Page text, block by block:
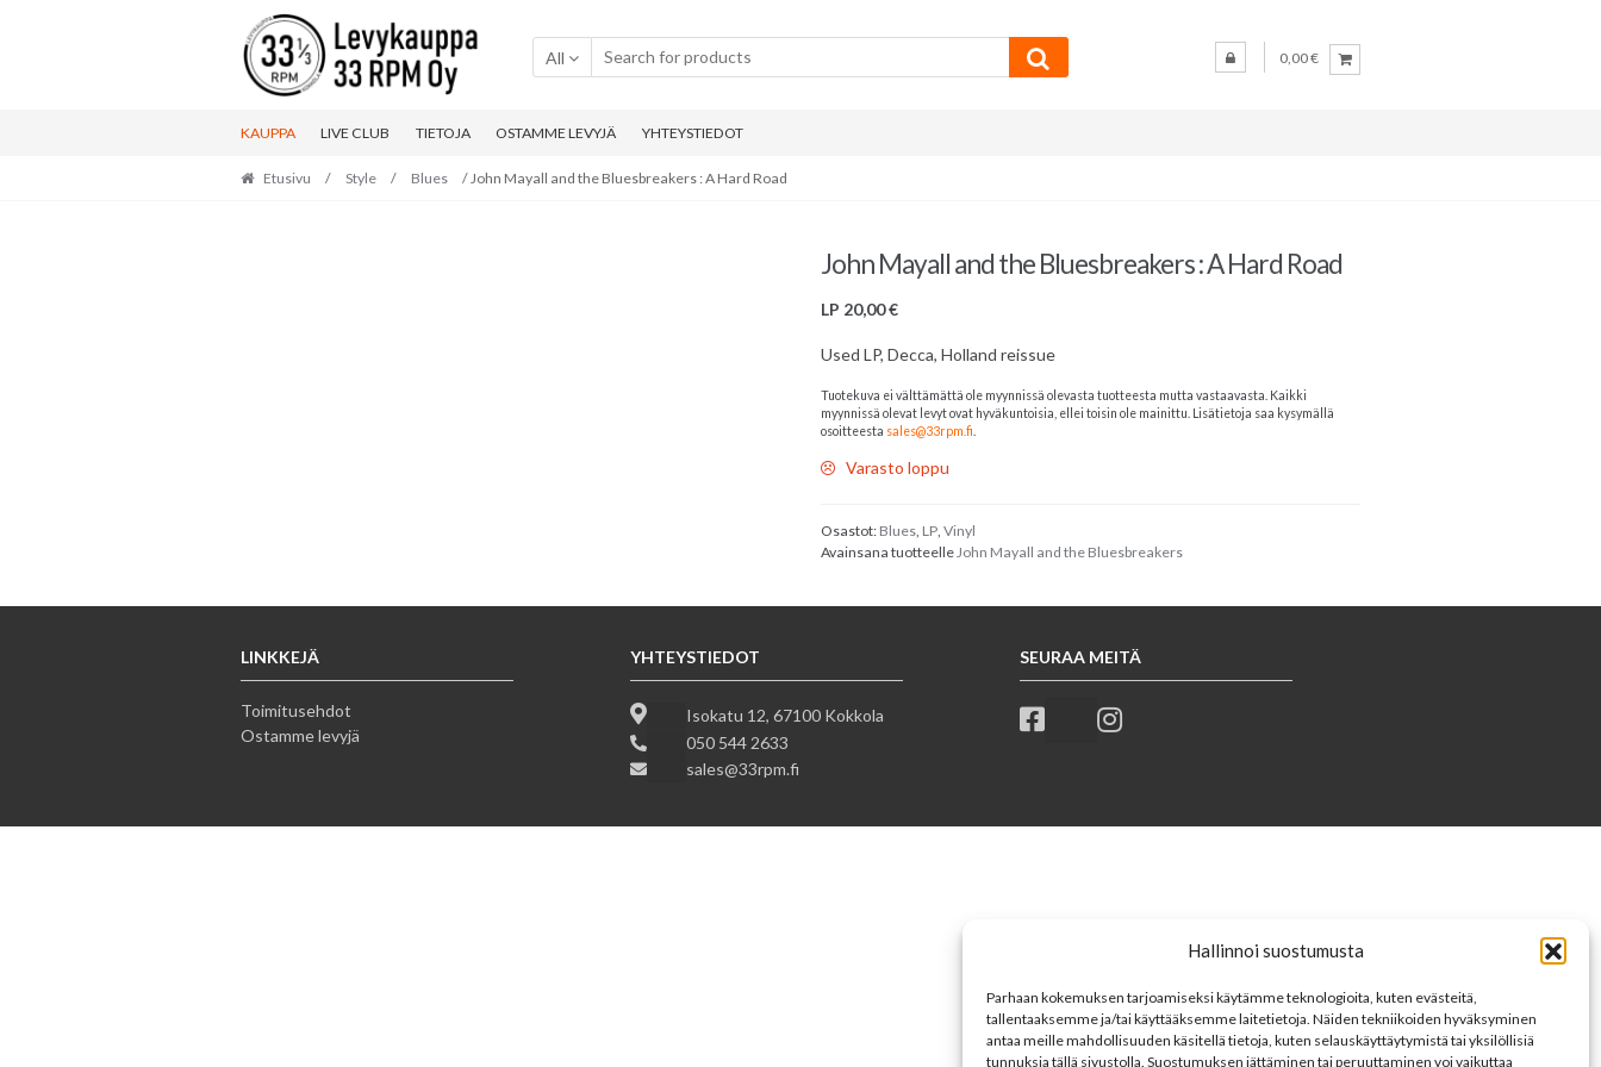
Hallinnoi suostumusta
Parhaan kokemuksen tarjoamiseksi käytämme teknologioita, kuten evästeitä,
tallentaaksemme ja/tai käyttääksemme laitetietoja. Näiden tekniikoiden hyväksyminen
antaa meille mahdollisuuden käsitellä tietoja, kuten selauskäyttäytymistä tai yksilöllisiä
tunnuksia tällä sivustolla. Suostumuksen jättäminen tai peruuttaminen voi vaikuttaa
to
navigation
to
content
All 0,00 €
KAUPPA LIVE CLUB TIETOJA OSTAMME LEVYJÄ YHTEYSTIEDOT
Etusivu / Style / Blues / John Mayall and the Bluesbreakers : A Hard Road
John Mayall and the Bluesbreakers : A Hard Road
LP 20,00€
Used LP, Decca, Holland reissue
Tuotekuva ei välttämättä ole myynnissä olevasta tuotteesta mutta vastaavasta. Kaikki
myynnissä olevat levyt ovat hyväkuntoisia, ellei toisin ole mainittu. Lisätietoja saa kysymällä
osoitteesta sales@33rpm.fi
Varasto loppu
Osastot: Blues, LP, Vinyl
Avainsana tuotteelle John Mayall and the Bluesbreakers
LINKKEJÄ
Toimitusehdot
Ostamme levyjä
YHTEYSTIEDOT
Isokatu 12, 67100 Kokkola
050 544 2633
sales@33rpm.fi
SEURAA MEITÄ